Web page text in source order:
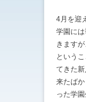
4月を迎
学園に
きます
という
てきた新
来たば
った学